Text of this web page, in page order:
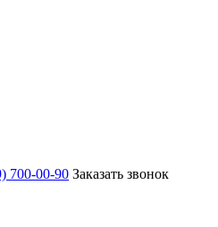
700-00-90 Заказать звонок